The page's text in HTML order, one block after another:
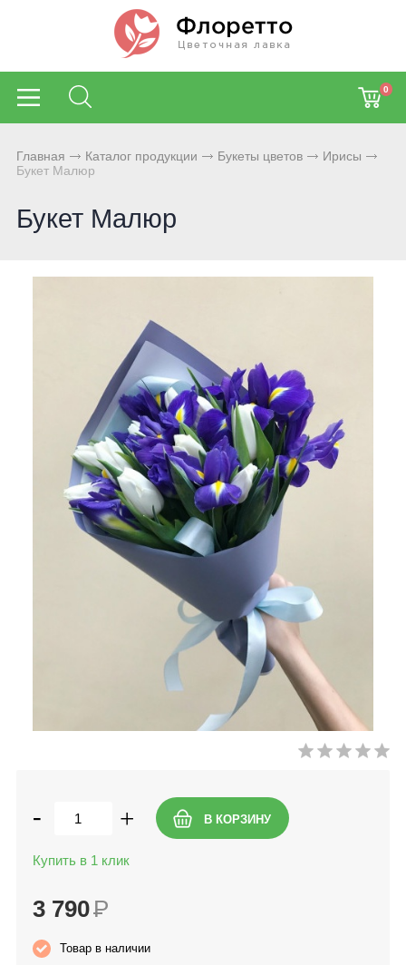
0
Главная Каталог продукции Букеты цветов
Ирисы
Букет Малюр
Букет Малюр
- +
Купить в 1 клик
3 790Р
Товар в наличии